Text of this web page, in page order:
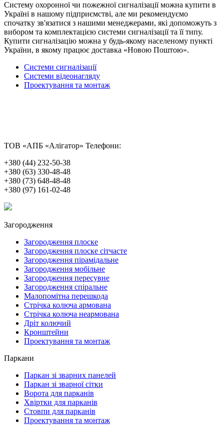
Систему охоронної чи пожежної сигналізації можна купити в
Україні в нашому підприємстві, але ми рекомендуємо
спочатку зв'язатися з нашими менеджерами, які допоможуть з
вибором та комплектацією системи сигналізації та її типу.
Купити сигналізацію можна у будь-якому населеному пункті
України, в якому працює доставка «Новою Поштою».
Системи сигналізації
Системи відеонагляду
Проектування та монтаж
ТОВ «АПБ «Алігатор» Телефони:
+380 (44) 232-50-38
+380 (63) 330-48-48
+380 (73) 648-48-48
+380 (97) 161-02-48
Загородження
Загородження плоске
Загородження плоске сітчасте
Загородження пірамідальне
Загородження мобільне
Загородження пересувне
Загородження спіральне
Малопомітна перешкода
Стрічка колюча армована
Стрічка колюча неармована
Дріт колючий
Кронштейни
Проектування та монтаж
Паркани
Паркан зі зварних панелей
Паркан зі зварної сітки
Ворота для парканів
Хвіртки для парканів
Стовпи для парканів
Проектування та монтаж